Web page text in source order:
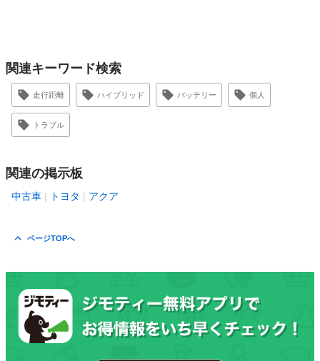
関連キーワード検索
走行距離 ハイブリッド バッテリー 個人
トラブル
関連の掲示板
中古車 トヨタ アクア
ページTOPへ